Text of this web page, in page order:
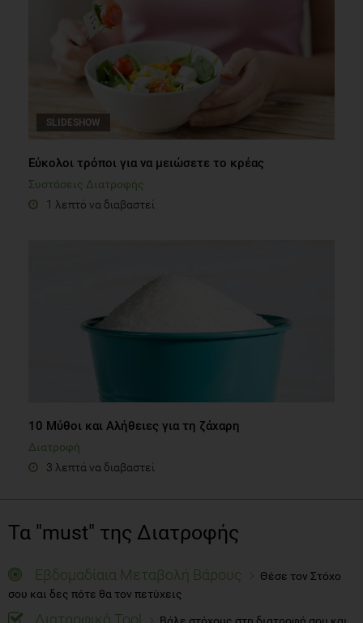
SLIDESHOW
Εύκολοι τρόποι για να μειώσετε το κρέας
Συστάσεις Διατροφής
1 λεπτό να διαβαστεί
10 Μύθοι και Αλήθειες για τη ζάχαρη
Διατροφή
3 λεπτά να διαβαστεί
Τα "must" της Διατροφής
Εβδομαδίαια Μεταβολή Βάρους
Θέσε τον Στόχο
σου και δες πότε θα τον πετύχεις
Διατροφικό Tool
Βάλε στόχους στη διατροφή σου και